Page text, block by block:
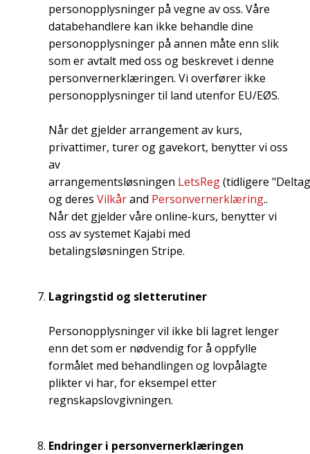
personopplysninger på vegne av oss. Våre
databehandlere kan ikke behandle dine
personopplysninger på annen måte enn slik
som er avtalt med oss og beskrevet i denne
personvernerklæringen. Vi overfører ikke
personopplysninger til land utenfor EU/EØS.
Når det gjelder arrangement av kurs,
privattimer, turer og gavekort, benytter vi oss
av
arrangementsløsningen LetsReg(tidligere
og deres Vilkårand Personvernerklæring..
Når det gjelder våre online-kurs, benytter vi
oss av systemet Kajabi med
betalingsløsningen Stripe.
Lagringstid og sletterutiner
Personopplysninger vil ikke bli lagret lenger
enn det som er nødvendig for å oppfylle
formålet med behandlingen og lovpålagte
plikter vi har, for eksempel etter
regnskapslovgivningen.
Endringer i personvernerklæringen